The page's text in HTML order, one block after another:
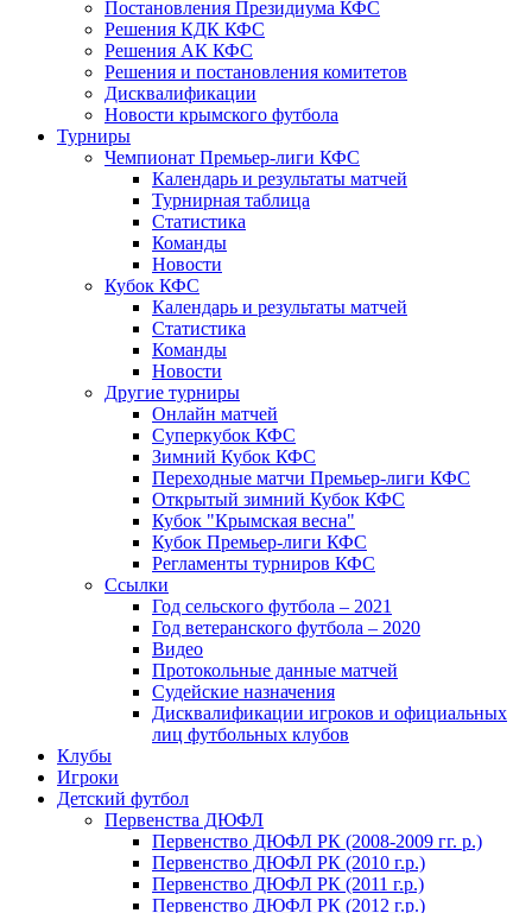
Постановления Президиума КФС
Решения КДК КФС
Решения АК КФС
Решения и постановления комитетов
Дисквалификации
Новости крымского футбола
Турниры
Чемпионат Премьер-лиги КФС
Календарь и результаты матчей
Турнирная таблица
Статистика
Команды
Новости
Кубок КФС
Календарь и результаты матчей
Статистика
Команды
Новости
Другие турниры
Онлайн матчей
Суперкубок КФС
Зимний Кубок КФС
Переходные матчи Премьер-лиги КФС
Открытый зимний Кубок КФС
Кубок "Крымская весна"
Кубок Премьер-лиги КФС
Регламенты турниров КФС
Ссылки
Год сельского футбола – 2021
Год ветеранского футбола – 2020
Видео
Протокольные данные матчей
Судейские назначения
Дисквалификации игроков и официальных
лиц футбольных клубов
Клубы
Игроки
Детский футбол
Первенства ДЮФЛ
Первенство ДЮФЛ РК (2008-2009 гг. р.)
Первенство ДЮФЛ РК (2010 г.р.)
Первенство ДЮФЛ РК (2011 г.р.)
Первенство ДЮФЛ РК (2012 г.р.)